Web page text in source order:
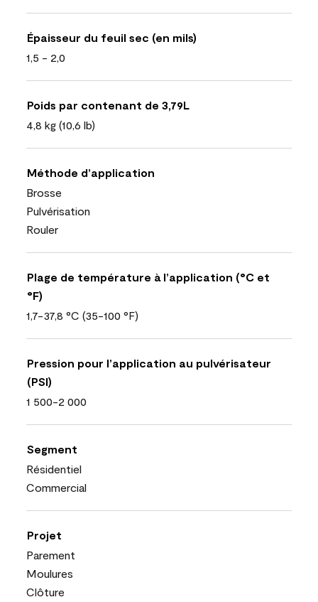
Épaisseur du feuil sec (en mils)
1,5 - 2,0
Poids par contenant de 3,79L
4,8 kg (10,6 lb)
Méthode d’application
Brosse
Pulvérisation
Rouler
Plage de température à l’application (°C et
°F)
1,7-37,8 °C (35-100 °F)
Pression pour l’application au pulvérisateur
(PSI)
1 500-2 000
Segment
Résidentiel
Commercial
Projet
Parement
Moulures
Clôture